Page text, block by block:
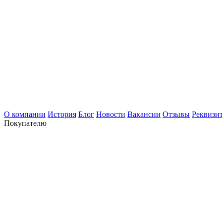
О компании История Блог Новости Вакансии Отзывы
Покупателю